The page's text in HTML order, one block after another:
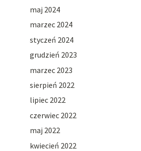
maj 2024
marzec 2024
styczeń 2024
grudzień 2023
marzec 2023
sierpień 2022
lipiec 2022
czerwiec 2022
maj 2022
kwiecień 2022